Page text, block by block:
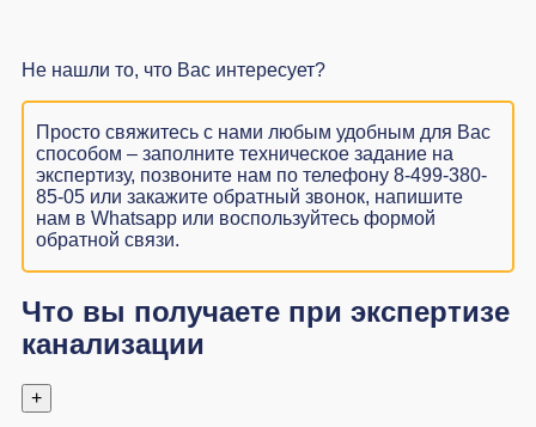
Не нашли то, что Вас интересует?
Просто свяжитесь с нами любым удобным для Вас
способом – заполните техническое задание на
экспертизу, позвоните нам по телефону 8-499-380-
85-05 или закажите обратный звонок, напишите
нам в Whatsapp или воспользуйтесь формой
обратной связи.
Что вы получаете при экспертизе
канализации
+